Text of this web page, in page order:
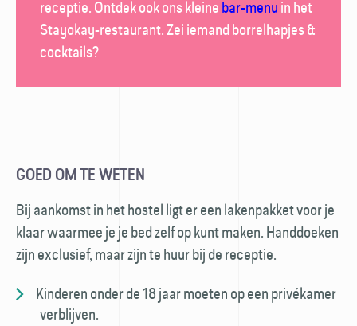
receptie. Ontdek ook ons kleinebar-menuin het
Stayokay-restaurant. Zei iemand borrel­hapjes &
cocktails?
GOED OM TE WETEN
Bij aankomst in het hostel ligt er een laken­pakket voor je
klaar waarmee je je bed zelf op kunt maken. Hand­doeken
zijn exclusief, maar zijn te huur bij de receptie.
Kinderen onder de 18 jaar moeten op een privé­kamer
verblijven.